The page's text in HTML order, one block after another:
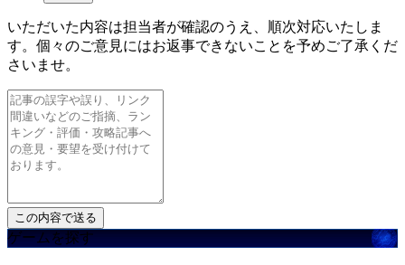
いただいた内容は担当者が確認のうえ、順次対応いたしま
す。個々のご意見にはお返事できないことを予めご了承くだ
さいませ。
ゲームを探す